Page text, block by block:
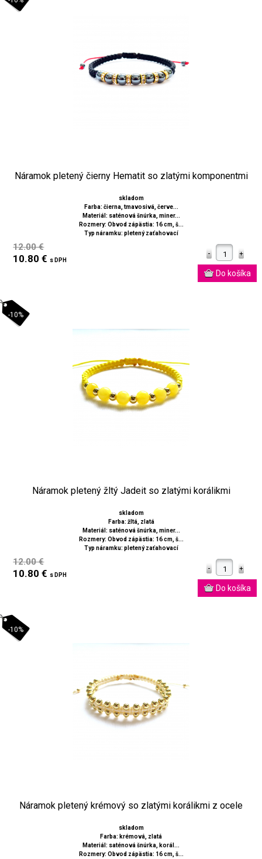
Náramok pletený čierny Hematit so zlatými komponentmi
skladom
Farba: čierna, tmavosivá, červe...
Materiál: saténová šnúrka, miner...
Rozmery: Obvod zápästia: 16 cm, š...
Typ náramku: pletený zaťahovací
12.00 €
10.80 € s DPH
-10%
Náramok pletený žltý Jadeit so zlatými korálikmi
skladom
Farba: žltá, zlatá
Materiál: saténová šnúrka, miner...
Rozmery: Obvod zápästia: 16 cm, š...
Typ náramku: pletený zaťahovací
12.00 €
10.80 € s DPH
-10%
Náramok pletený krémový so zlatými korálikmi z ocele
skladom
Farba: krémová, zlatá
Materiál: saténová šnúrka, korál...
Rozmery: Obvod zápästia: 16 cm, š...